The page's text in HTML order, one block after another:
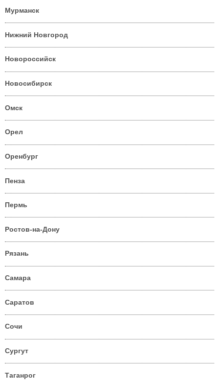
Мурманск
Нижний Новгород
Новороссийск
Новосибирск
Омск
Орел
Оренбург
Пенза
Пермь
Ростов-на-Дону
Рязань
Самара
Саратов
Сочи
Сургут
Таганрог